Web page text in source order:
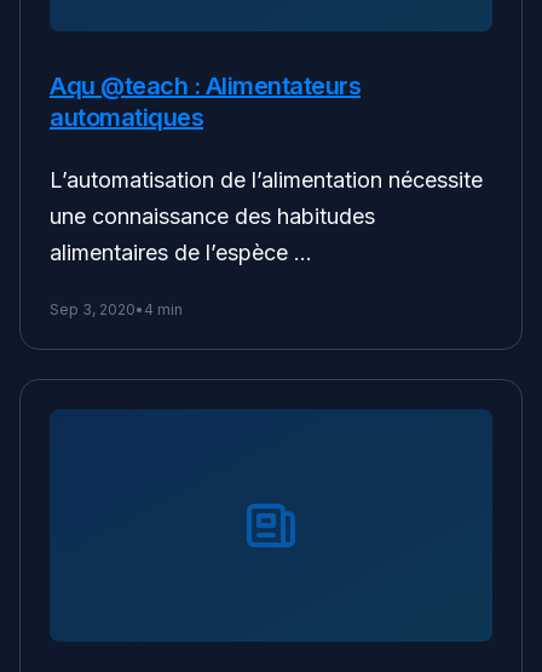
Aqu @teach : Alimentateurs
automatiques
L’automatisation de l’alimentation nécessite
une connaissance des habitudes
alimentaires de l’espèce …
Sep 3, 2020• 4 min